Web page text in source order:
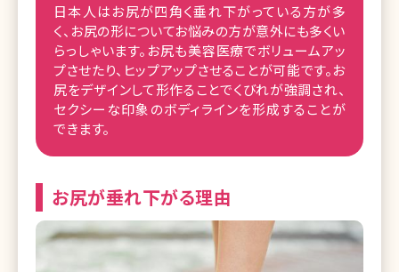
日本人はお尻が四角く垂れ下がっている方が多
く、お尻の形についてお悩みの方が意外にも多くい
らっしゃいます。お尻も美容医療でボリュームアッ
プさせたり、ヒップアップさせることが可能です。お
尻をデザインして形作ることでくびれが強調され、
セクシーな印象のボディラインを形成することが
できます。
お尻が垂れ下がる理由